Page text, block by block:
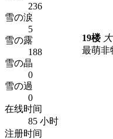
236
雪の涙
5
雪の露
188
雪の晶
0
雪の過
0
在线时间
85 小时
注册时间
19楼 大
最萌非